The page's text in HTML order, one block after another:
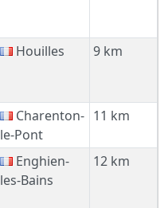
Houilles 9 km
Charenton-
le-Pont
11 km
Enghien-
les-Bains
12 km